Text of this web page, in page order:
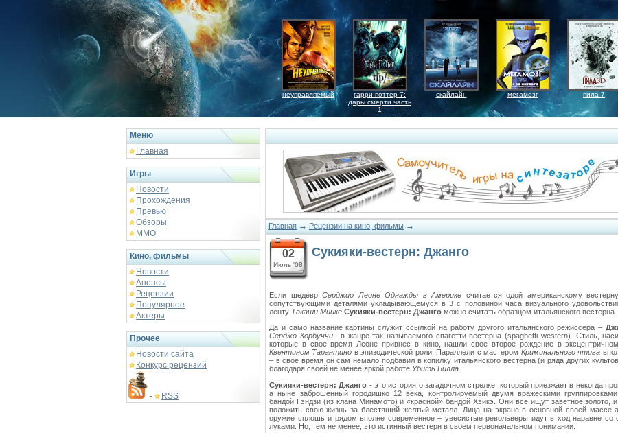
неуправляемый
гарри поттер 7:
дары смерти часть
1
скайлайн мегамозг пила 7
Меню
Главная
Игры
Новости
Прохождения
Превью
Обзоры
ММО
Кино, фильмы
Новости
Анонсы
Рецензии
Популярное
Актеры
Прочее
Новости сайта
Конкурс рецензий
- RSS
Главная → Рецензии на кино, фильмы →
02
Июль '08
Сукияки-вестерн: Джанго
Если шедевр Серджио Леоне Однажды в Америке считается одой американскому
сопутствующими деталями укладывающемуся в 3 с половиной часа визуального
ленту Такаши Миике Сукияки-вестерн: Джанго можно считать образцом итальянского вестерна.
Да и само название картины служит ссылкой на работу другого итальянского режиссера –
Серджо Корбуччи–в жанре так называемого спагетти-вестерна (spaghetti western). Стиль,
которые в свое время Леоне привнес в кино, нашли свое второе рождение в
Квентином Тарантино в эпизодической роли. Параллели с мастером Криминального чтива
– в свое время он сам немало подбавил в копилку итальянского вестерна (и ряда других
благодаря своей не менее яркой работе Убить Билла
Сукияки-вестерн: Джанго - это история о загадочном стрелке, который приезжает в некогда
а ныне заброшенный городишко 12 века, контролируемый двумя вражескими
бандой Гэндзи (из клана Минамото) и «красной» бандой Хэйкэ. Они все ищут заветное золото,
положить свою жизнь за блестящий желтый металл. Лица на экране в основной своей массе
оружие сплошь и рядом вполне современное – увесистые револьверы идут в ход наравне со
луками. Но, тем не менее, это истинный вестерн в своем первоначальном понимании.